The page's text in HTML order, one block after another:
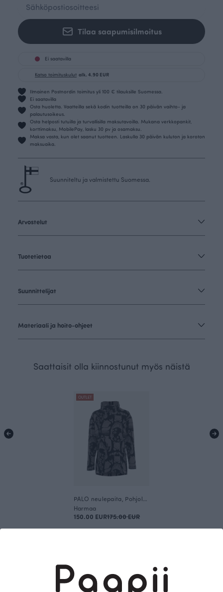
Tilaa saapumisilmoitus
Ei saatavilla
Katso toimituskulut alk. 4.90 EUR
Ilmainen Postnordin toimitus yli 100 € tilauksille Suomessa.
Ei saatavilla
Osta huoletta. Vaatteilla sekä kodin tuotteilla on 30 päivän vaihto- ja
palautusoikeus.
Osta helposti tutuilla ja turvallisilla maksutavoilla. Mukana verkkopankit,
korttimaksu, MobilePay, lasku 30 pv ja osamaksu.
Maksa vasta, kun olet saanut tuotteen. Laskulla 30 päivän kuluton ja koroton
maksuaika.
Suunniteltu ja valmistettu Suomessa.
Arvostelut
Tuotetietoa
Suunnittelijat
Materiaali ja hoito-ohjeet
Saattaisit olla kiinnostunut myös näistä
OUTLET
Harmaa
150.00 EUR175.00 EUR